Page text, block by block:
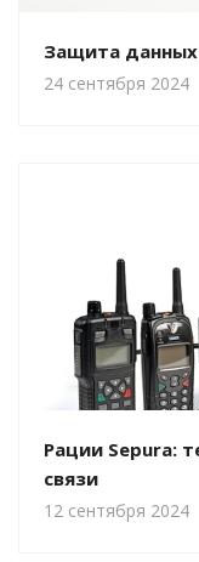
Защита
24 сентября 2024
Рации Sepura:
связи
12 сентября 2024